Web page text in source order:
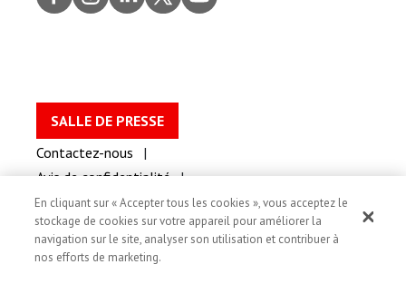
ook
gram dIn
er
be
SALLE DE PRESSE
Contactez-nous
Avis de confidentialité
Conditions d’utilisation du site web
Modalité de témoins
Accessibilité
En cliquant sur « Accepter tous les cookies », vous acceptez le
stockage de cookies sur votre appareil pour améliorer la
navigation sur le site, analyser son utilisation et contribuer à
nos efforts de marketing.